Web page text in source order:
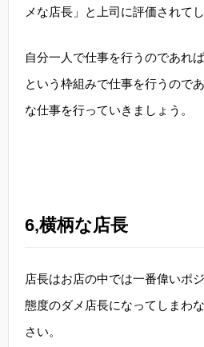
メな店長」と上司に評価されてし
自分一人で仕事を行うのであれ
という枠組みで仕事を行うので
な仕事を行っていきましょう。
6,横柄な店長
店長はお店の中では一番偉いポ
態度のダメ店長になってしまわ
さい。